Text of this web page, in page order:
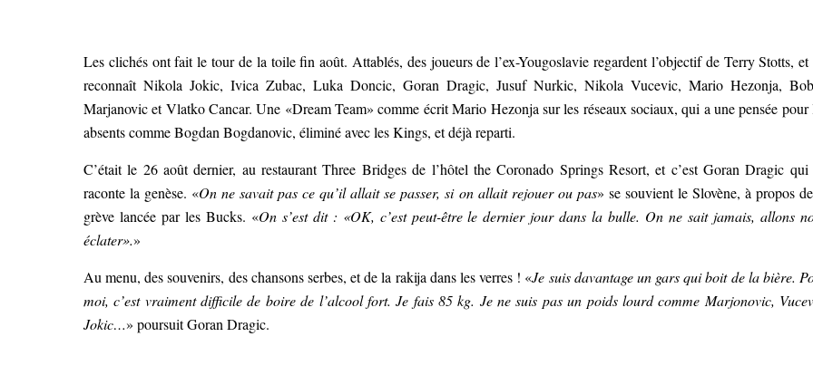
Les clichés ont fait le tour de la toile fin août. Attablés, des joueurs de l’ex-Yougoslavie regardent l’objectif de Terry Stotts, et
reconnaît Nikola Jokic, Ivica Zubac, Luka Doncic, Goran Dragic, Jusuf Nurkic, Nikola Vucevic, Mario Hezonja,
Marjanovic et Vlatko Cancar. Une «Dream Team» comme écrit Mario Hezonja sur les réseaux sociaux, qui a une pensée pour
absents comme Bogdan Bogdanovic, éliminé avec les Kings, et déjà reparti.
C’était le 26 août dernier, au restaurant Three Bridges de l’hôtel the Coronado Springs Resort, et c’est Goran Dragic qui
raconte la genèse. «On ne savait pas ce qu’il allait se passer, si on allait rejouer ou pas» se souvient le Slovène, à propos
grève lancée par les Bucks. «On s’est dit : «OK, c’est peut-être le dernier jour dans la bulle. On ne sait jamais, allons
éclater».»
Au menu, des souvenirs, des chansons serbes, et de la rakija dans les verres ! «Je suis davantage un gars qui boit de la bière.
moi, c’est vraiment difficile de boire de l’alcool fort. Je fais 85 kg. Je ne suis pas un poids lourd comme Marjonovic,
Jokic…» poursuit Goran Dragic.